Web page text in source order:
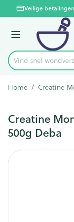
Ga naar de inhoud
1 van 1Veilige betalingen
Menu
Product, merk,
Vind snel
Home / Creatine
Creatine
500g Deba